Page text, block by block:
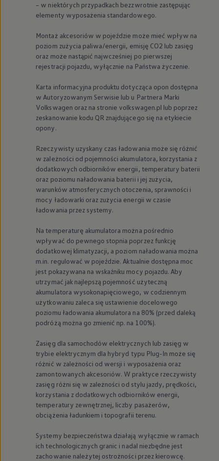
– w niektórych przypadkach bezzwrotnie zastępując
elementy wyposażenia standardowego.
Montaż akcesoriów w pojeździe może mieć wpływ na
poziom zużycia paliwa/energii, emisję CO2 lub zasięg
oraz może nastąpić najwcześniej po pierwszej
rejestracji pojazdu, wyłącznie na Państwa życzenie.
Karta informacyjna produktu dotycząca opon dostępna
w Autoryzowanym Serwisie lub u Partnera Marki
Volkswagen oraz na stronie volkswagen.pl lub poprzez
zeskanowanie kodu QR znajdującego się na etykiecie
opony.
Rzeczywisty uzyskany czas ładowania może się różnić
w zależności od pojemności akumulatora, korzystania z
dodatkowych odbiorników energii, temperatury baterii
oraz poziomu naładowania baterii i jej zużycia,
warunków atmosferycznych otoczenia, sprawności i
mocy ładowarki oraz zużycia energii w czasie
ładowania przez systemy.
Na temperaturę akumulatora można pośrednio
wpływać do pewnego stopnia poprzez funkcję
dodatkowej klimatyzacji, a poziom naładowania można
m.in. regulować w pojeździe. Aktualnie dostępna moc
jest pokazywana na wskaźniku mocy pojazdu. Aby
utrzymać jak najlepszą pojemność użyteczną
akumulatora wysokonapięciowego, w codziennym
użytkowaniu zaleca się ustawienie docelowego
poziomu ładowania akumulatora na 80% (przed daleką
podróżą można go zmienić np. na 100%).
Zasięg dla samochodów elektrycznych lub zasięg w
trybie elektrycznym dla hybryd typu Plug-In może się
różnić w zależności od wersji i wyposażenia oraz
zamontowanych akcesoriów. W praktyce rzeczywisty
zasięg różni się w zależności od stylu jazdy, prędkości,
korzystania z dodatkowych odbiorników energii,
temperatury zewnętrznej, liczby pasażerów,
obciążenia ładunkiem i topografii terenu.
Systemy bezpieczeństwa działają wyłącznie w ramach
ich technologicznych granic i nadal niezbędne jest
zachowanie należytej ostrożności przez kierowcę.